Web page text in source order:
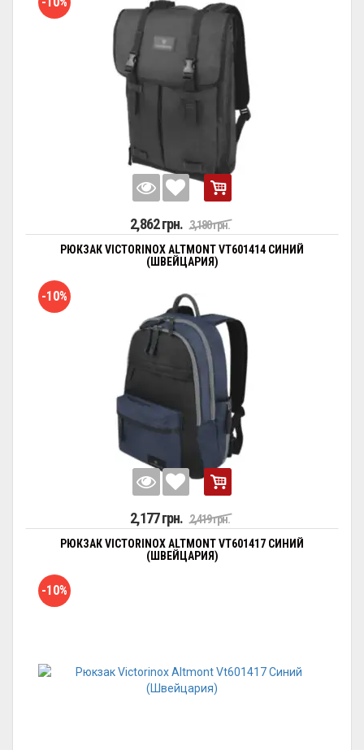
2,862 грн. 3,180 грн.
РЮКЗАК VICTORINOX ALTMONT VT601414 СИНИЙ
(ШВЕЙЦАРИЯ)
-10%
2,177 грн. 2,419 грн.
РЮКЗАК VICTORINOX ALTMONT VT601417 СИНИЙ
(ШВЕЙЦАРИЯ)
-10%